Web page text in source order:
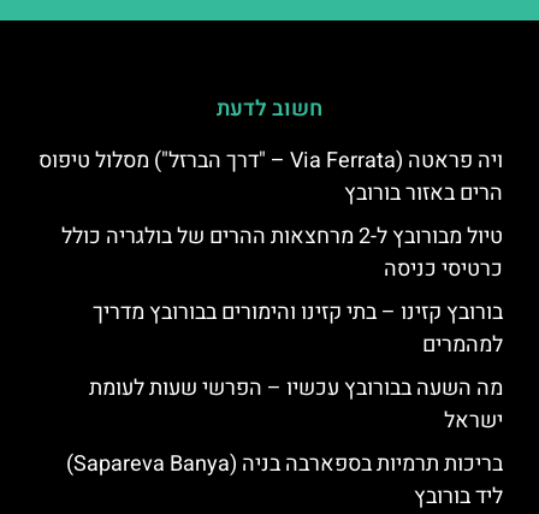
חשוב לדעת
ויה פראטה (Via Ferrata – "דרך הברזל") מסלול טיפוס
הרים באזור בורובץ
טיול מבורובץ ל-2 מרחצאות ההרים של בולגריה כולל
כרטיסי כניסה
בורובץ קזינו – בתי קזינו והימורים בבורובץ מדריך
למהמרים
מה השעה בבורובץ עכשיו – הפרשי שעות לעומת
ישראל
בריכות תרמיות בספארבה בניה (Sapareva Banya)
ליד בורובץ